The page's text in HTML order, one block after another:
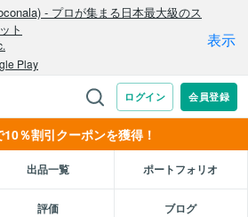
％割引クーポンを獲得！
出品一覧 ポートフォリオ
評価 ブログ